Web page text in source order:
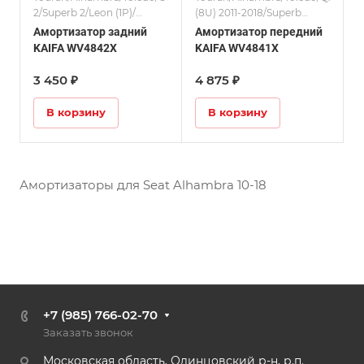
2/Superb 2/Leon (1P)/
Амортизаторы/Passat
(B6/B7, CC)/A3 (8P) 2004-
Амортизатор задний
KAIFA WV4842X
3 450 ₽
В корзину
(8U) 2011-2018/Superb
2/Yeti/
Амортизаторы/Passat
Амортизатор передний
KAIFA WV4841X
4 875 ₽
В корзину
Амортизаторы для Seat Alhambra 10-18
+7 (985) 766-02-70
Заказать звонок